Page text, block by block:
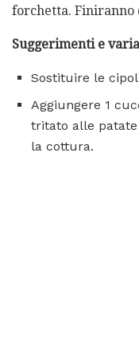
forchetta. Finiranno
Suggerimenti e
Sostituire le
Aggiungere 1
tritato alle
la cottura.